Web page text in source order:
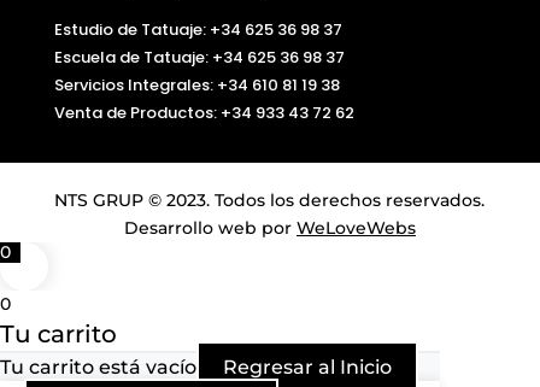
Estudio de Tatuaje: +34 625 36 98 37
Escuela de Tatuaje: +34 625 36 98 37
Servicios Integrales: +34 610 81 19 38
Venta de Productos: +34 933 43 72 62
NTS GRUP © 2023. Todos los derechos reservados.
Desarrollo web por WeLoveWebs
0
0
Tu carrito
Tu carrito está vacío Regresar al Inicio